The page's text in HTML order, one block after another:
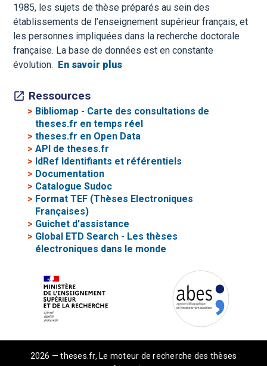
1985, les sujets de thèse préparés au sein des
établissements de l’enseignement supérieur français, et
les personnes impliquées dans la recherche doctorale
française. La base de données est en constante
évolution.
En savoir plus
Ressources
> Bibliomap - Carte des consultations de
theses.fr en temps réel
>theses.fr en Open Data
>API de theses.fr
> IdRef Identifiants et référentiels
> Documentation
> Catalogue Sudoc
> Format TEF (Thèses Electroniques
Françaises)
> Guichet d'assistance
> Global ETD Search - Les thèses
électroniques dans le monde
2026 — theses.fr, Le moteur de recherche des thèses